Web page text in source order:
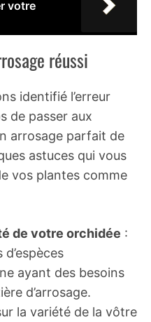
votre
réussi
identifié l’erreur
de passer aux
arrosage parfait de
astuces qui vous
vos plantes comme
de votre orchidée :
ayant des besoins
d’arrosage.
la variété de la vôtre